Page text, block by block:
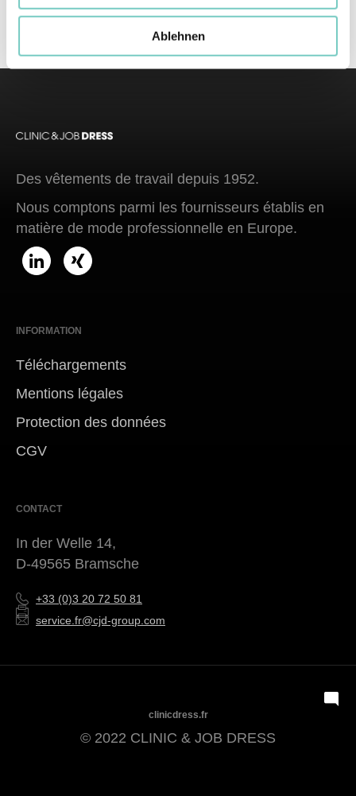
Ablehnen
Des vêtements de travail depuis 1952.
Nous comptons parmi les fournisseurs établis en
matière de mode professionnelle en Europe.
INFORMATION
Téléchargements
Mentions légales
Protection des données
CGV
CONTACT
In der Welle 14,
D-49565 Bramsche
+33 (0)3 20 72 50 81
service.fr@cjd-group.com
clinicdress.fr
© 2022 CLINIC & JOB DRESS